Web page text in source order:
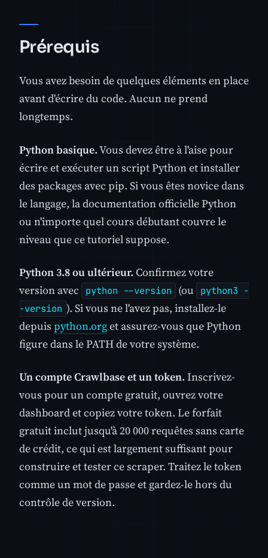
Prérequis
Vous avez besoin de quelques éléments en place
avant d'écrire du code. Aucun ne prend
longtemps.
Python basique.Vous devez être à l'aise pour
écrire et exécuter un script Python et installer
des packages avec pip. Si vous êtes novice dans
le langage, la documentation officielle Python
ou n'importe quel cours débutant couvre le
niveau que ce tutoriel suppose.
Python 3.8 ou ultérieur. Confirmez votre
version avec
python --version (ou
python3 -
-version ). Si vous ne l'avez pas, installez-le
depuis python.orget assurez-vous que Python
figure dans le PATH de votre système.
Un compte Crawlbase et un token. Inscrivez-
vous pour un compte gratuit, ouvrez votre
dashboard et copiez votre token. Le forfait
gratuit inclut jusqu'à 20 000 requêtes sans carte
de crédit, ce qui est largement suffisant pour
construire et tester ce scraper. Traitez le token
comme un mot de passe et gardez-le hors du
contrôle de version.